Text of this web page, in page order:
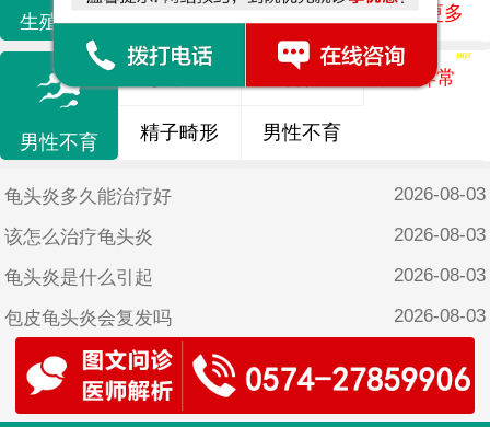
生殖感染 了解更多
男性不育
弱精 精液异常
精子畸形 男性不育
龟头炎多久能治疗好 2026-08-03
该怎么治疗龟头炎 2026-08-03
龟头炎是什么引起 2026-08-03
包皮龟头炎会复发吗 2026-08-03
导致包皮龟头炎原因
前列腺肥大如何调理 2026-08-03